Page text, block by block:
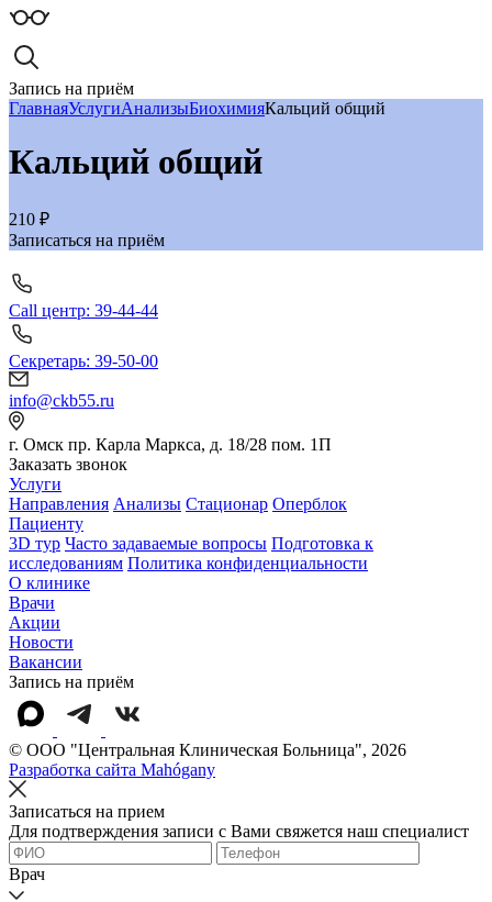
Запись на приём
ГлавнаяУслугиАнализыБиохимияКальций общий
Кальций общий
210 ₽
Записаться на приём
Call центр: 39-44-44
Секретарь: 39-50-00
info@ckb55.ru
г. Омск пр. Карла Маркса, д. 18/28 пом. 1П
Заказать звонок
Услуги
Направления Анализы Стационар Оперблок
Пациенту
3D тур Часто задаваемые вопросы Подготовка к
исследованиям Политика конфиденциальности
О клинике
Врачи
Акции
Новости
Вакансии
Запись на приём
© OOO "Центральная Клиническая Больница", 2026
Разработка сайта Mahógany
Записаться на прием
Для подтверждения записи с Вами свяжется наш специалист
Врач